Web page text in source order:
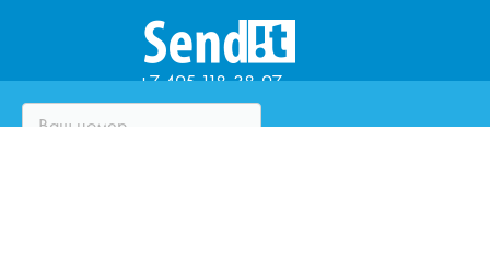
+7 495 118-38-97